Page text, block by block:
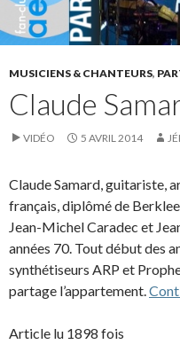
MUSICIENS & CHANTEURS,
Claude
VIDÉO 5 AVRIL 2014
Claude Samard, guitariste,
français, diplômé de
Jean-Michel Caradec et
années 70. Tout début des
synthétiseurs ARP et
partage l’appartement.
Article lu 1898 fois